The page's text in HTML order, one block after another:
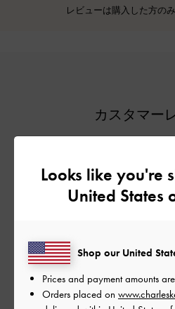
レビューは購入した方の
カスタマー
5 1件のレビ
3
2
1
Looks like you're
United States
Shop our United
Prices and payment amounts
Orders placed on